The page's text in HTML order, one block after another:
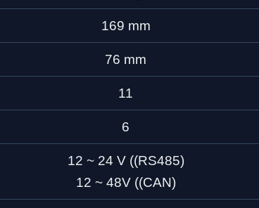
169 mm
76 mm
11
6
12 ~ 24 V ((RS485)
12 ~ 48V ((CAN)